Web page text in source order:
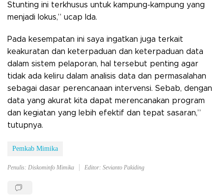
Stunting ini terkhusus untuk kampung-kampung yang
menjadi lokus,” ucap Ida.
Pada kesempatan ini saya ingatkan juga terkait
keakuratan dan keterpaduan dan keterpaduan data
dalam sistem pelaporan, hal tersebut penting agar
tidak ada keliru dalam analisis data dan permasalahan
sebagai dasar perencanaan intervensi. Sebab, dengan
data yang akurat kita dapat merencanakan program
dan kegiatan yang lebih efektif dan tepat sasaran,”
tutupnya.
Pemkab Mimika
Penulis: Diskominfo Mimika Editor: Sevianto Pakiding